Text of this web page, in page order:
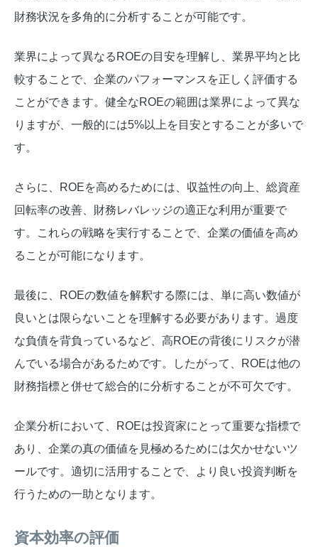
財務状況を多角的に分析することが可能です。
業界によって異なるROEの目安を理解し、業界平均と比
較することで、企業のパフォーマンスを正しく評価する
ことができます。健全なROEの範囲は業界によって異な
りますが、一般的には5%以上を目安とすることが多いで
す。
さらに、ROEを高めるためには、収益性の向上、総資産
回転率の改善、財務レバレッジの適正な利用が重要で
す。これらの戦略を実行することで、企業の価値を高め
ることが可能になります。
最後に、ROEの数値を解釈する際には、単に高い数値が
良いとは限らないことを理解する必要があります。過度
な負債を背負っているなど、高ROEの背後にリスクが潜
んでいる場合があるためです。したがって、ROEは他の
財務指標と併せて総合的に分析することが不可欠です。
企業分析において、ROEは投資家にとって重要な指標で
あり、企業の真の価値を見極めるためには欠かせないツ
ールです。適切に活用することで、より良い投資判断を
行うための一助となります。
資本効率の評価